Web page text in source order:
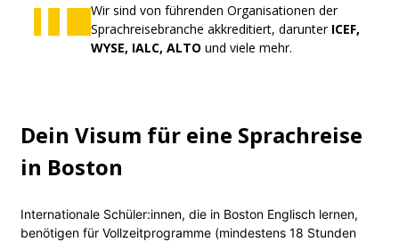
Wir sind von führenden Organisationen der
Sprachreisebranche akkreditiert, darunter ICEF,
WYSE, IALC, ALTO und viele mehr.
Dein Visum für eine Sprachreise
in Boston
Internationale Schüler:innen, die in Boston Englisch lernen,
benötigen für Vollzeitprogramme (mindestens 18 Stunden